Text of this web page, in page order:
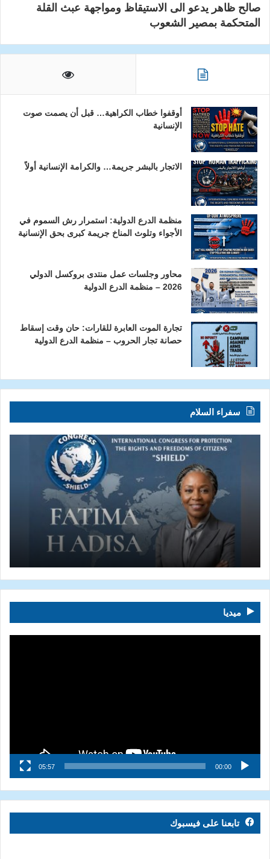
صالح ظاهر يدعو الى الاستيقاظ ومواجهة عبث القلة
المتحكمة بمصير الشعوب
أوقفوا خطاب الكراهية… قبل أن يصمت صوت
الإنسانية
الاتجار بالبشر جريمة… والكرامة الإنسانية أولاً
منظمة الدرع الدولية: استمرار رش السموم في
الأجواء وتلوث المناخ جريمة كبرى بحق الإنسانية
محاور وجلسات عمل منتدى بروكسل الدولي
2026 – منظمة الدرع الدولية
تجارة الموت العابرة للقارات: حان وقت إسقاط
حصانة تجار الحروب – منظمة الدرع الدولية
سفراء السلام
ميديا
00:00
05:57
تابعنا على فيسبوك